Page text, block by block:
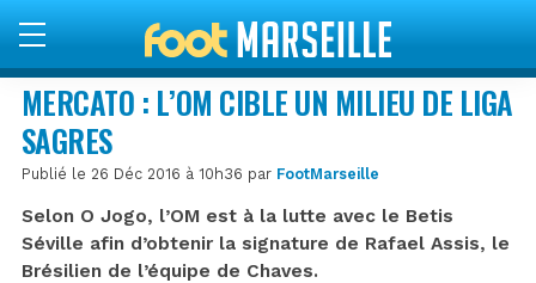
MERCATO : L’OM CIBLE UN MILIEU DE LIGA
SAGRES
Publié le 26 Déc 2016 à 10h36 par FootMarseille
Selon O Jogo, l’OM est à la lutte avec le Betis
Séville afin d’obtenir la signature de Rafael Assis, le
Brésilien de l’équipe de Chaves.